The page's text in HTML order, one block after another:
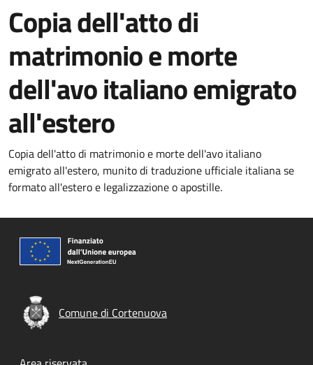
Copia dell'atto di
matrimonio e morte
dell'avo italiano emigrato
all'estero
Copia dell'atto di matrimonio e morte dell'avo italiano
emigrato all'estero, munito di traduzione ufficiale italiana se
formato all'estero e legalizzazione o apostille.
Comune di Cortenuova